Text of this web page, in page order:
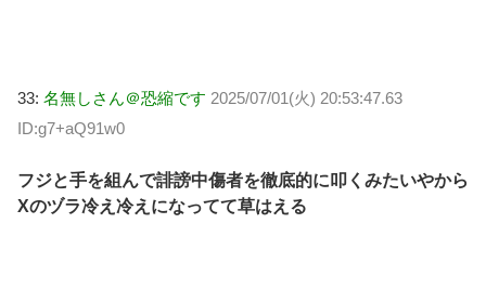
33: 名無しさん＠恐縮です 2025/07/01(火) 20:53:47.63
ID:g7+aQ91w0
フジと手を組んで誹謗中傷者を徹底的に叩くみたいやから
Xのヅラ冷え冷えになってて草はえる